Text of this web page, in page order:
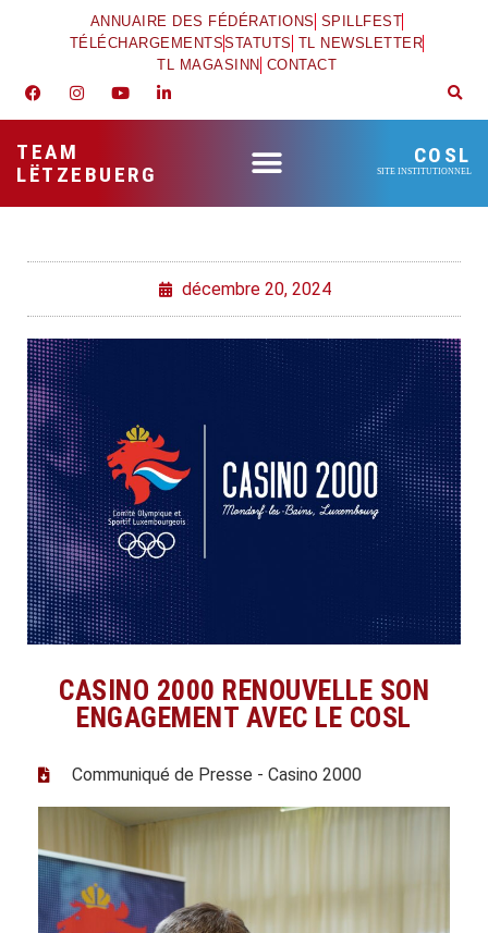
ANNUAIRE DES FÉDÉRATIONS SPILLFEST
TÉLÉCHARGEMENTSSTATUTS TL NEWSLETTER
TL MAGASINN CONTACT
TEAM
LËTZEBUERG
COSL
SITE INSTITUTIONNEL
décembre 20, 2024
CASINO 2000 RENOUVELLE SON
ENGAGEMENT AVEC LE COSL
Communiqué de Presse - Casino 2000